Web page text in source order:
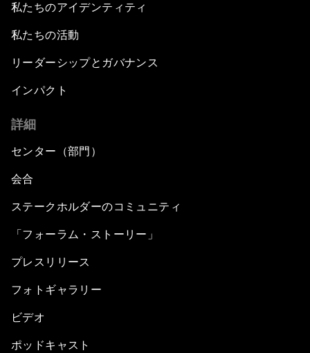
私たちのアイデンティティ
私たちの活動
リーダーシップとガバナンス
インパクト
詳細
センター（部門）
会合
ステークホルダーのコミュニティ
「フォーラム・ストーリー」
プレスリリース
フォトギャラリー
ビデオ
ポッドキャスト